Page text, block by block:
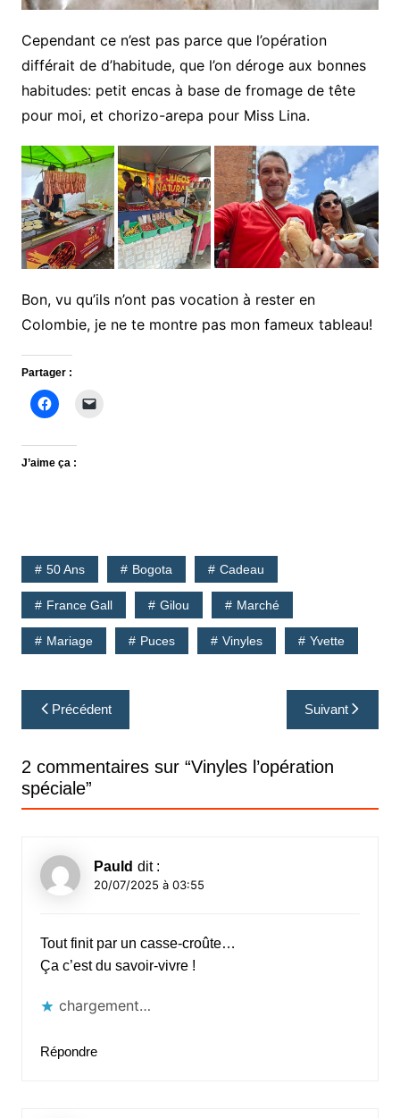
Cependant ce n’est pas parce que l’opération
différait de d’habitude, que l’on déroge aux bonnes
habitudes: petit encas à base de fromage de tête
pour moi, et chorizo-arepa pour Miss Lina.
Bon, vu qu’ils n’ont pas vocation à rester en
Colombie, je ne te montre pas mon fameux tableau!
Partager :
J’aime ça :
50 Ans Bogota Cadeau
France Gall Gilou Marché
Mariage Puces Vinyles Yvette
Navigation
de
l’article
Précédent Suivant
2 commentaires sur “Vinyles l’opération
spéciale”
Pauld dit :
20/07/2025 à 03:55
Tout finit par un casse-croûte…
Ça c’est du savoir-vivre !
chargement…
Répondre